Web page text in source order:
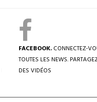
FACEBOOK.CONNECTEZ-
TOUTES LES NEWS.
DES VIDÉOS